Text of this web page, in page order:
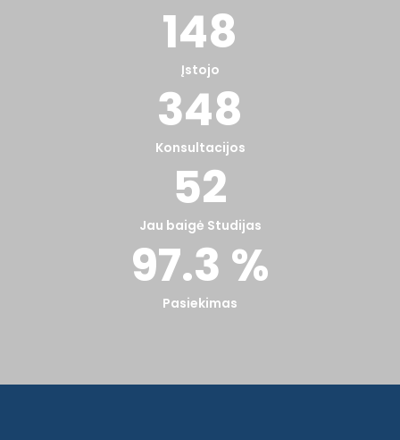
148
Įstojo
348
Konsultacijos
52
Jau baigė Studijas
97.3 %
Pasiekimas